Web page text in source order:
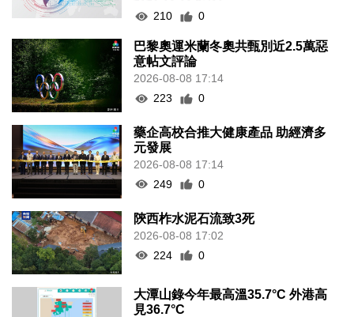
210
0
巴黎奧運米蘭冬奧共甄別近2.5萬惡
意帖文評論
2026-08-08 17:14
223
0
藥企高校合推大健康產品 助經濟多
元發展
2026-08-08 17:14
249
0
陝西柞水泥石流致3死
2026-08-08 17:02
224
0
大潭山錄今年最高溫35.7°C 外港高
見36.7°C